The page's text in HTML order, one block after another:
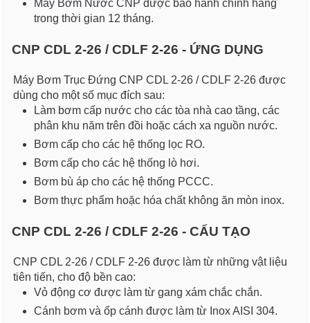
Máy Bơm Nước CNP được bảo hành chính hãng
trong thời gian 12 tháng.
CNP CDL 2-26 / CDLF 2-26 - ỨNG DỤNG
Máy Bơm Trục Đứng CNP CDL 2-26 / CDLF 2-26 được
dùng cho một số mục đích sau:
Làm bơm cấp nước cho các tòa nhà cao tầng, các
phân khu năm trên đồi hoặc cách xa nguồn nước.
Bơm cấp cho các hệ thống lọc RO.
Bơm cấp cho các hệ thống lò hơi.
Bơm bù áp cho các hệ thống PCCC.
Bơm thực phẩm hoặc hóa chất không ăn mòn inox.
CNP CDL 2-26 / CDLF 2-26 - CẤU TẠO
CNP CDL 2-26 / CDLF 2-26 được làm từ những vật liệu
tiên tiến, cho độ bền cao:
Vỏ động cơ được làm từ gang xám chắc chắn.
Cánh bơm và ốp cánh được làm từ Inox AISI 304.